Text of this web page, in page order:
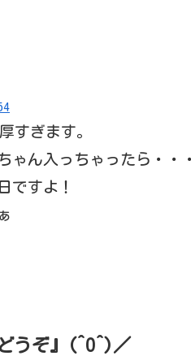
すぎます。
ゃん入っちゃったら・
ですよ！
うぞ』(^O^)／